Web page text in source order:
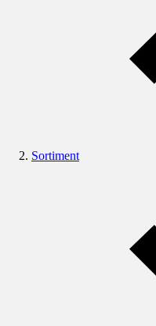
Sortiment